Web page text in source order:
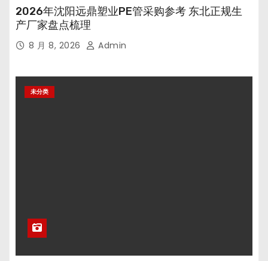
2026年沈阳远鼎塑业PE管采购参考 东北正规生
产厂家盘点梳理
8 月 8, 2026 Admin
未分类